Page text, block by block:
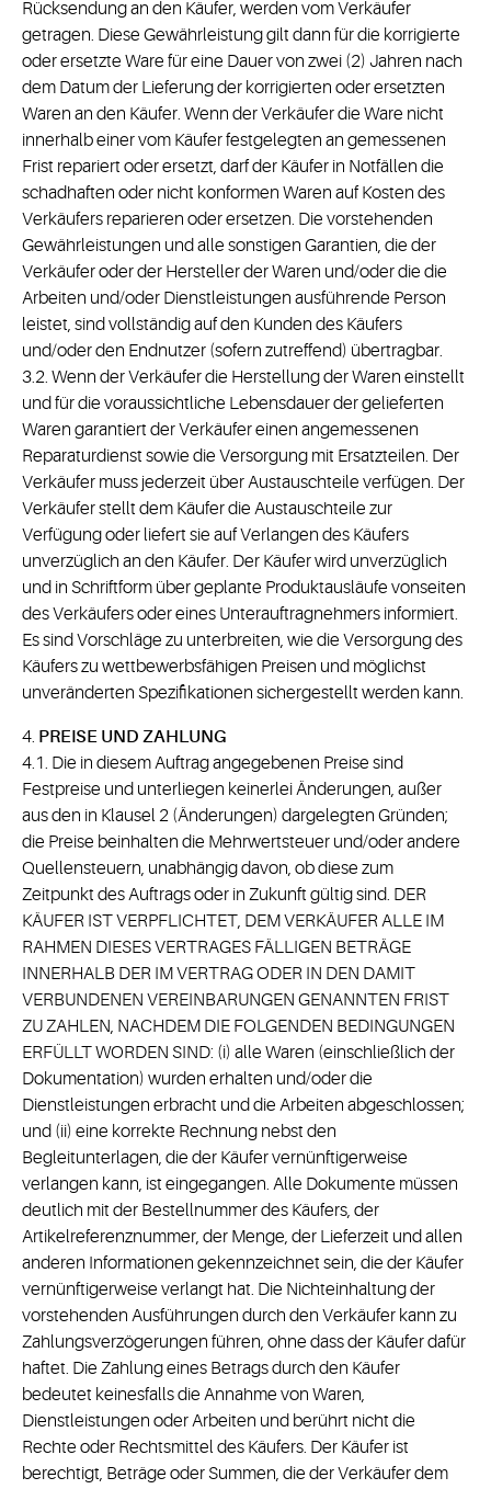
Rücksendung an den Käufer, werden vom Verkäufer
getragen. Diese Gewährleistung gilt dann für die korrigierte
oder ersetzte Ware für eine Dauer von zwei (2) Jahren nach
dem Datum der Lieferung der korrigierten oder ersetzten
Waren an den Käufer. Wenn der Verkäufer die Ware nicht
innerhalb einer vom Käufer festgelegten an gemessenen
Frist repariert oder ersetzt, darf der Käufer in Notfällen die
schadhaften oder nicht konformen Waren auf Kosten des
Verkäufers reparieren oder ersetzen. Die vorstehenden
Gewährleistungen und alle sonstigen Garantien, die der
Verkäufer oder der Hersteller der Waren und/oder die die
Arbeiten und/oder Dienstleistungen ausführende Person
leistet, sind vollständig auf den Kunden des Käufers
und/oder den Endnutzer (sofern zutreffend) übertragbar.
3.2. Wenn der Verkäufer die Herstellung der Waren einstellt
und für die voraussichtliche Lebensdauer der gelieferten
Waren garantiert der Verkäufer einen angemessenen
Reparaturdienst sowie die Versorgung mit Ersatzteilen. Der
Verkäufer muss jederzeit über Austauschteile verfügen. Der
Verkäufer stellt dem Käufer die Austauschteile zur
Verfügung oder liefert sie auf Verlangen des Käufers
unverzüglich an den Käufer. Der Käufer wird unverzüglich
und in Schriftform über geplante Produktausläufe vonseiten
des Verkäufers oder eines Unterauftragnehmers informiert.
Es sind Vorschläge zu unterbreiten, wie die Versorgung des
Käufers zu wettbewerbsfähigen Preisen und möglichst
unveränderten Spezifikationen sichergestellt werden kann.
4. PREISE UND ZAHLUNG
4.1. Die in diesem Auftrag angegebenen Preise sind
Festpreise und unterliegen keinerlei Änderungen, außer
aus den in Klausel 2 (Änderungen) dargelegten Gründen;
die Preise beinhalten die Mehrwertsteuer und/oder andere
Quellensteuern, unabhängig davon, ob diese zum
Zeitpunkt des Auftrags oder in Zukunft gültig sind. DER
KÄUFER IST VERPFLICHTET, DEM VERKÄUFER ALLE IM
RAHMEN DIESES VERTRAGES FÄLLIGEN BETRÄGE
INNERHALB DER IM VERTRAG ODER IN DEN DAMIT
VERBUNDENEN VEREINBARUNGEN GENANNTEN FRIST
ZU ZAHLEN, NACHDEM DIE FOLGENDEN BEDINGUNGEN
ERFÜLLT WORDEN SIND: (i) alle Waren (einschließlich der
Dokumentation) wurden erhalten und/oder die
Dienstleistungen erbracht und die Arbeiten abgeschlossen;
und (ii) eine korrekte Rechnung nebst den
Begleitunterlagen, die der Käufer vernünftigerweise
verlangen kann, ist eingegangen. Alle Dokumente müssen
deutlich mit der Bestellnummer des Käufers, der
Artikelreferenznummer, der Menge, der Lieferzeit und allen
anderen Informationen gekennzeichnet sein, die der Käufer
vernünftigerweise verlangt hat. Die Nichteinhaltung der
vorstehenden Ausführungen durch den Verkäufer kann zu
Zahlungsverzögerungen führen, ohne dass der Käufer dafür
haftet. Die Zahlung eines Betrags durch den Käufer
bedeutet keinesfalls die Annahme von Waren,
Dienstleistungen oder Arbeiten und berührt nicht die
Rechte oder Rechtsmittel des Käufers. Der Käufer ist
berechtigt, Beträge oder Summen, die der Verkäufer dem